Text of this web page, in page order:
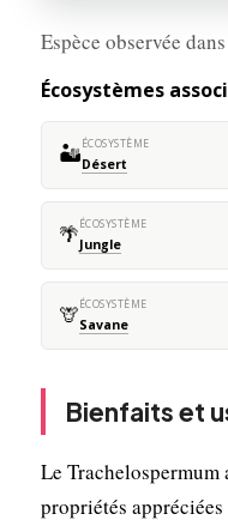
Espèce observée dans
Écosystèmes
🏜️ÉCOSYSTÈME
Désert
🌴ÉCOSYSTÈME
Jungle
🦒ÉCOSYSTÈME
Savane
Bienfaits et
Le Trachelospermum
propriétés